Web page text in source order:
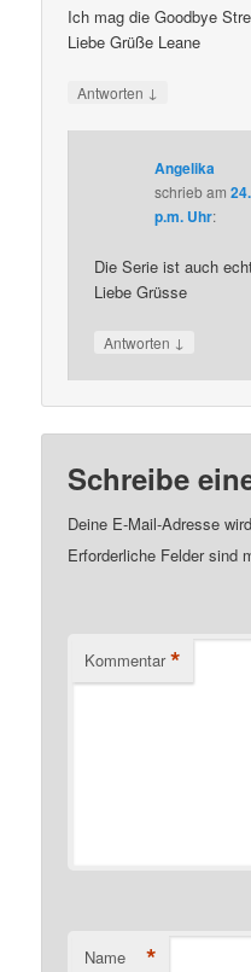
Ich mag die Goodbye
Liebe Grüße Leane
Antworten ↓
Angelika
schriebam
p.m. Uhr:
Die Serie ist auch
Liebe Grüsse
Antworten ↓
Schreibe
Deine E-Mail-Adresse
Erforderliche Felder sind
Kommentar *
Name *